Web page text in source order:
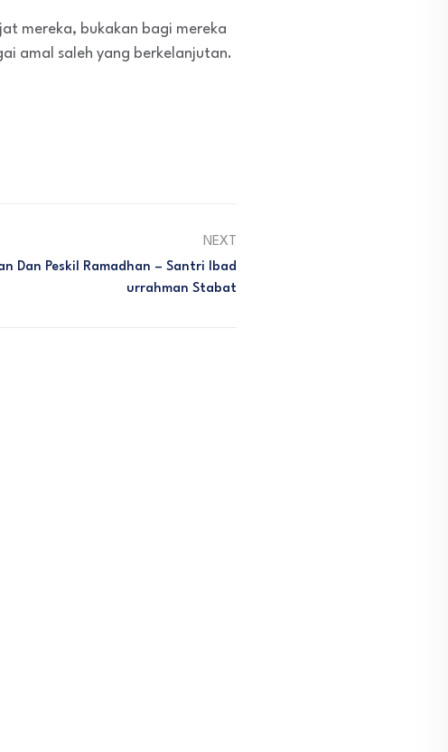
mereka, bukakan bagi mereka
amal saleh yang berkelanjutan.
NEXT
Dan Peskil Ramadhan – Santri Ibad
Urrahman Stabat